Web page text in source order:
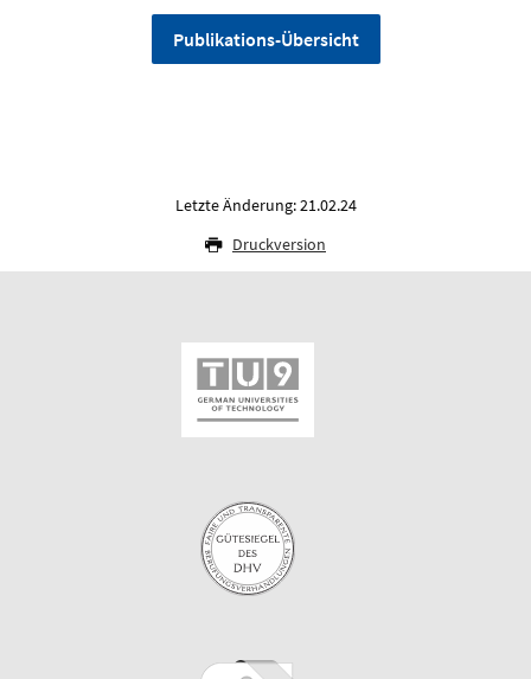
Publikations-Übersicht
Letzte Änderung: 21.02.24
Druckversion